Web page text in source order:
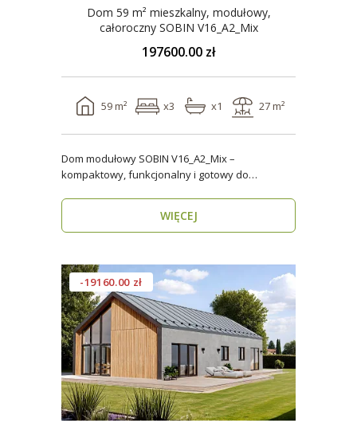
Dom 59 m² mieszkalny, modułowy,
całoroczny SOBIN V16_A2_Mix
197600.00 zł
59 m² x3 x1 27 m²
Dom modułowy SOBIN V16_A2_Mix –
kompaktowy, funkcjonalny i gotowy do
WIĘCEJ
-19160.00 zł